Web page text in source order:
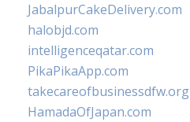
JabalpurCakeDelivery.com
halobjd.com
intelligenceqatar.com
PikaPikaApp.com
takecareofbusinessdfw.org
HamadaOfJapan.com